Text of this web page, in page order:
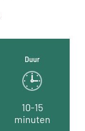
Duur
10-15
minuten